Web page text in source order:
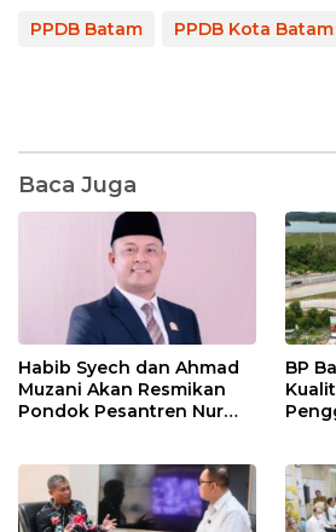
PPDB Batam PPDB Kota Batam
Baca Juga
Habib Syech dan Ahmad
Muzani Akan Resmikan
Pondok Pesantren Nur
BP